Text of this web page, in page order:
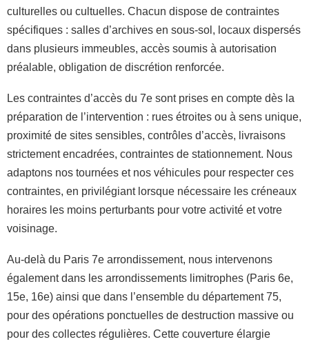
culturelles ou cultuelles. Chacun dispose de contraintes
spécifiques : salles d’archives en sous-sol, locaux dispersés
dans plusieurs immeubles, accès soumis à autorisation
préalable, obligation de discrétion renforcée.
Les contraintes d’accès du 7e sont prises en compte dès la
préparation de l’intervention : rues étroites ou à sens unique,
proximité de sites sensibles, contrôles d’accès, livraisons
strictement encadrées, contraintes de stationnement. Nous
adaptons nos tournées et nos véhicules pour respecter ces
contraintes, en privilégiant lorsque nécessaire les créneaux
horaires les moins perturbants pour votre activité et votre
voisinage.
Au-delà du Paris 7e arrondissement, nous intervenons
également dans les arrondissements limitrophes (Paris 6e,
15e, 16e) ainsi que dans l’ensemble du département 75,
pour des opérations ponctuelles de destruction massive ou
pour des collectes régulières. Cette couverture élargie